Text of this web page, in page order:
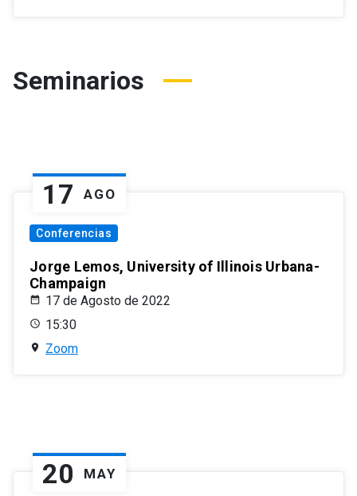
Seminarios
17 AGO
Conferencias
Jorge Lemos, University of Illinois Urbana-
Champaign
17 de Agosto de 2022
15:30
Zoom
20 MAY